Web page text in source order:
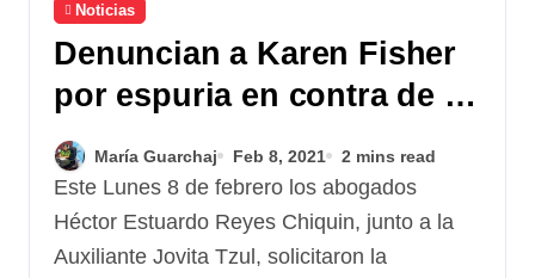
Noticias
Denuncian a Karen Fisher
por espuria en contra de la
Familia Molina Theissen
María Guarchaj Feb 8, 2021 2 mins read
Este Lunes 8 de febrero los abogados
Héctor Estuardo Reyes Chiquin, junto a la
Auxiliante Jovita Tzul, solicitaron la